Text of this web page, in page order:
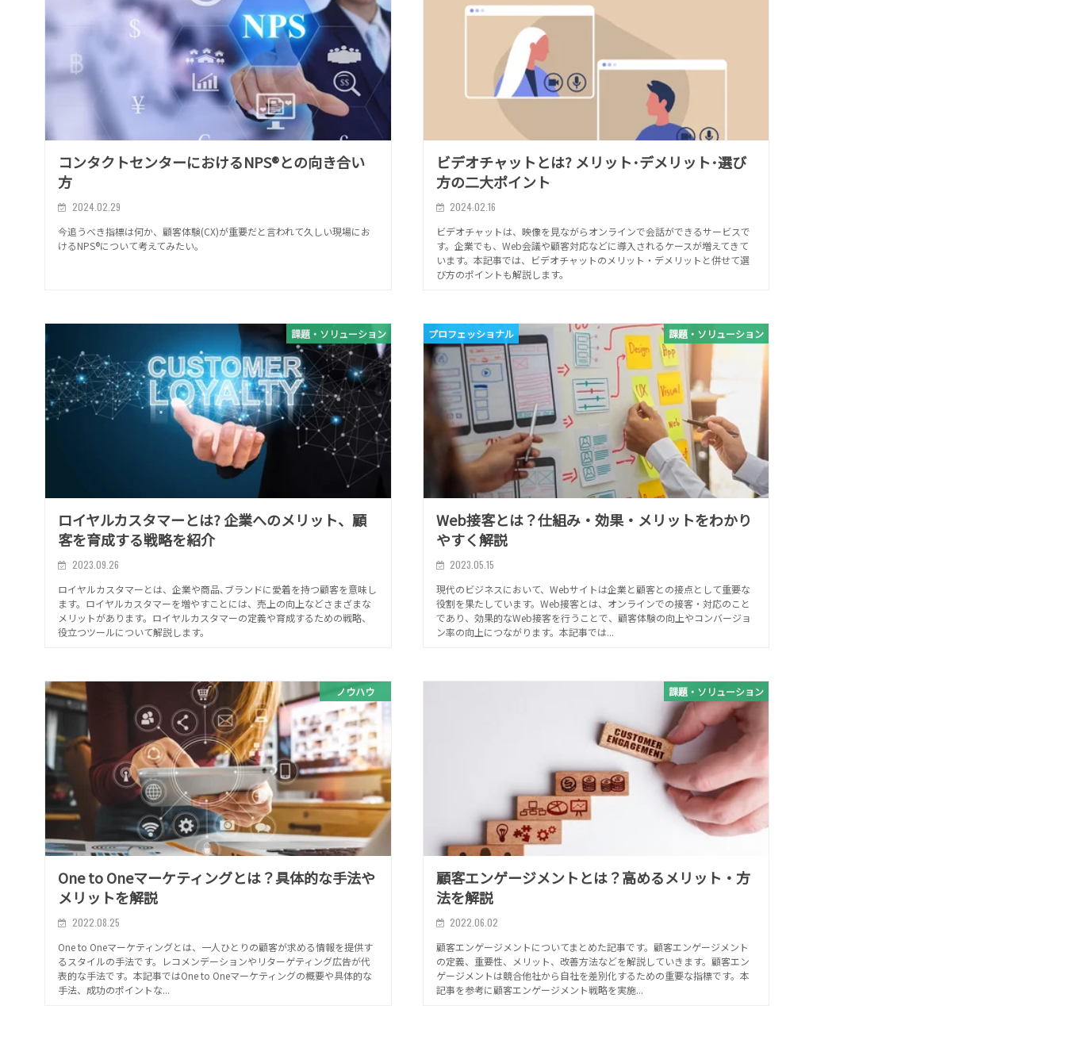
コンタクトセンターにおけるNPS®との向き合い
方
2024.02.29
今追うべき指標は何か、顧客体験(CX)が重要だと言われて久しい現場にお
けるNPS®について考えてみたい。
ビデオチャットとは? メリット･デメリット･選び
方の二大ポイント
2024.02.16
ビデオチャットは、映像を見ながらオンラインで会話ができるサービスで
す。企業でも、Web会議や顧客対応などに導入されるケースが増えてきて
います。本記事では、ビデオチャットのメリット・デメリットと併せて選
び方のポイントも解説します。
課題・ソリューション
ロイヤルカスタマーとは? 企業へのメリット、顧
客を育成する戦略を紹介
2023.09.26
ロイヤルカスタマーとは、企業や商品､ブランドに愛着を持つ顧客を意味し
ます。ロイヤルカスタマーを増やすことには、売上の向上などさまざまな
メリットがあります。ロイヤルカスタマーの定義や育成するための戦略、
役立つツールについて解説します。
課題・ソリューション
プロフェッショナル
Web接客とは？仕組み・効果・メリットをわかり
やすく解説
2023.05.15
現代のビジネスにおいて、Webサイトは企業と顧客との接点として重要な
役割を果たしています。Web接客とは、オンラインでの接客・対応のこと
であり、効果的なWeb接客を行うことで、顧客体験の向上やコンバージョ
ン率の向上につながります。本記事では...
ノウハウ
One to Oneマーケティングとは？具体的な手法や
メリットを解説
2022.08.25
One to Oneマーケティングとは、一人ひとりの顧客が求める情報を提供す
るスタイルの手法です。レコメンデーションやリターゲティング広告が代
表的な手法です。本記事ではOne to Oneマーケティングの概要や具体的な
手法、成功のポイントな...
課題・ソリューション
顧客エンゲージメントとは？高めるメリット・方
法を解説
2022.06.02
顧客エンゲージメントについてまとめた記事です。顧客エンゲージメント
の定義、重要性、メリット、改善方法などを解説していきます。顧客エン
ゲージメントは競合他社から自社を差別化するための重要な指標です。本
記事を参考に顧客エンゲージメント戦略を実施...